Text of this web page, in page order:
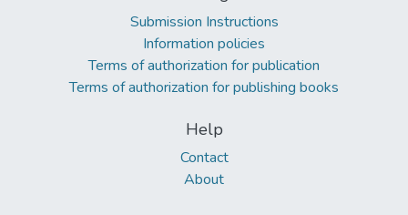
Submission Instructions
Information policies
Terms of authorization for publication
Terms of authorization for publishing books
Help
Contact
About